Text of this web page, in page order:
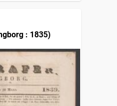
: 1835)